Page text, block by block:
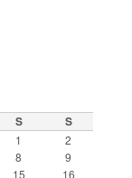
S S
1
2
8
9
15
16